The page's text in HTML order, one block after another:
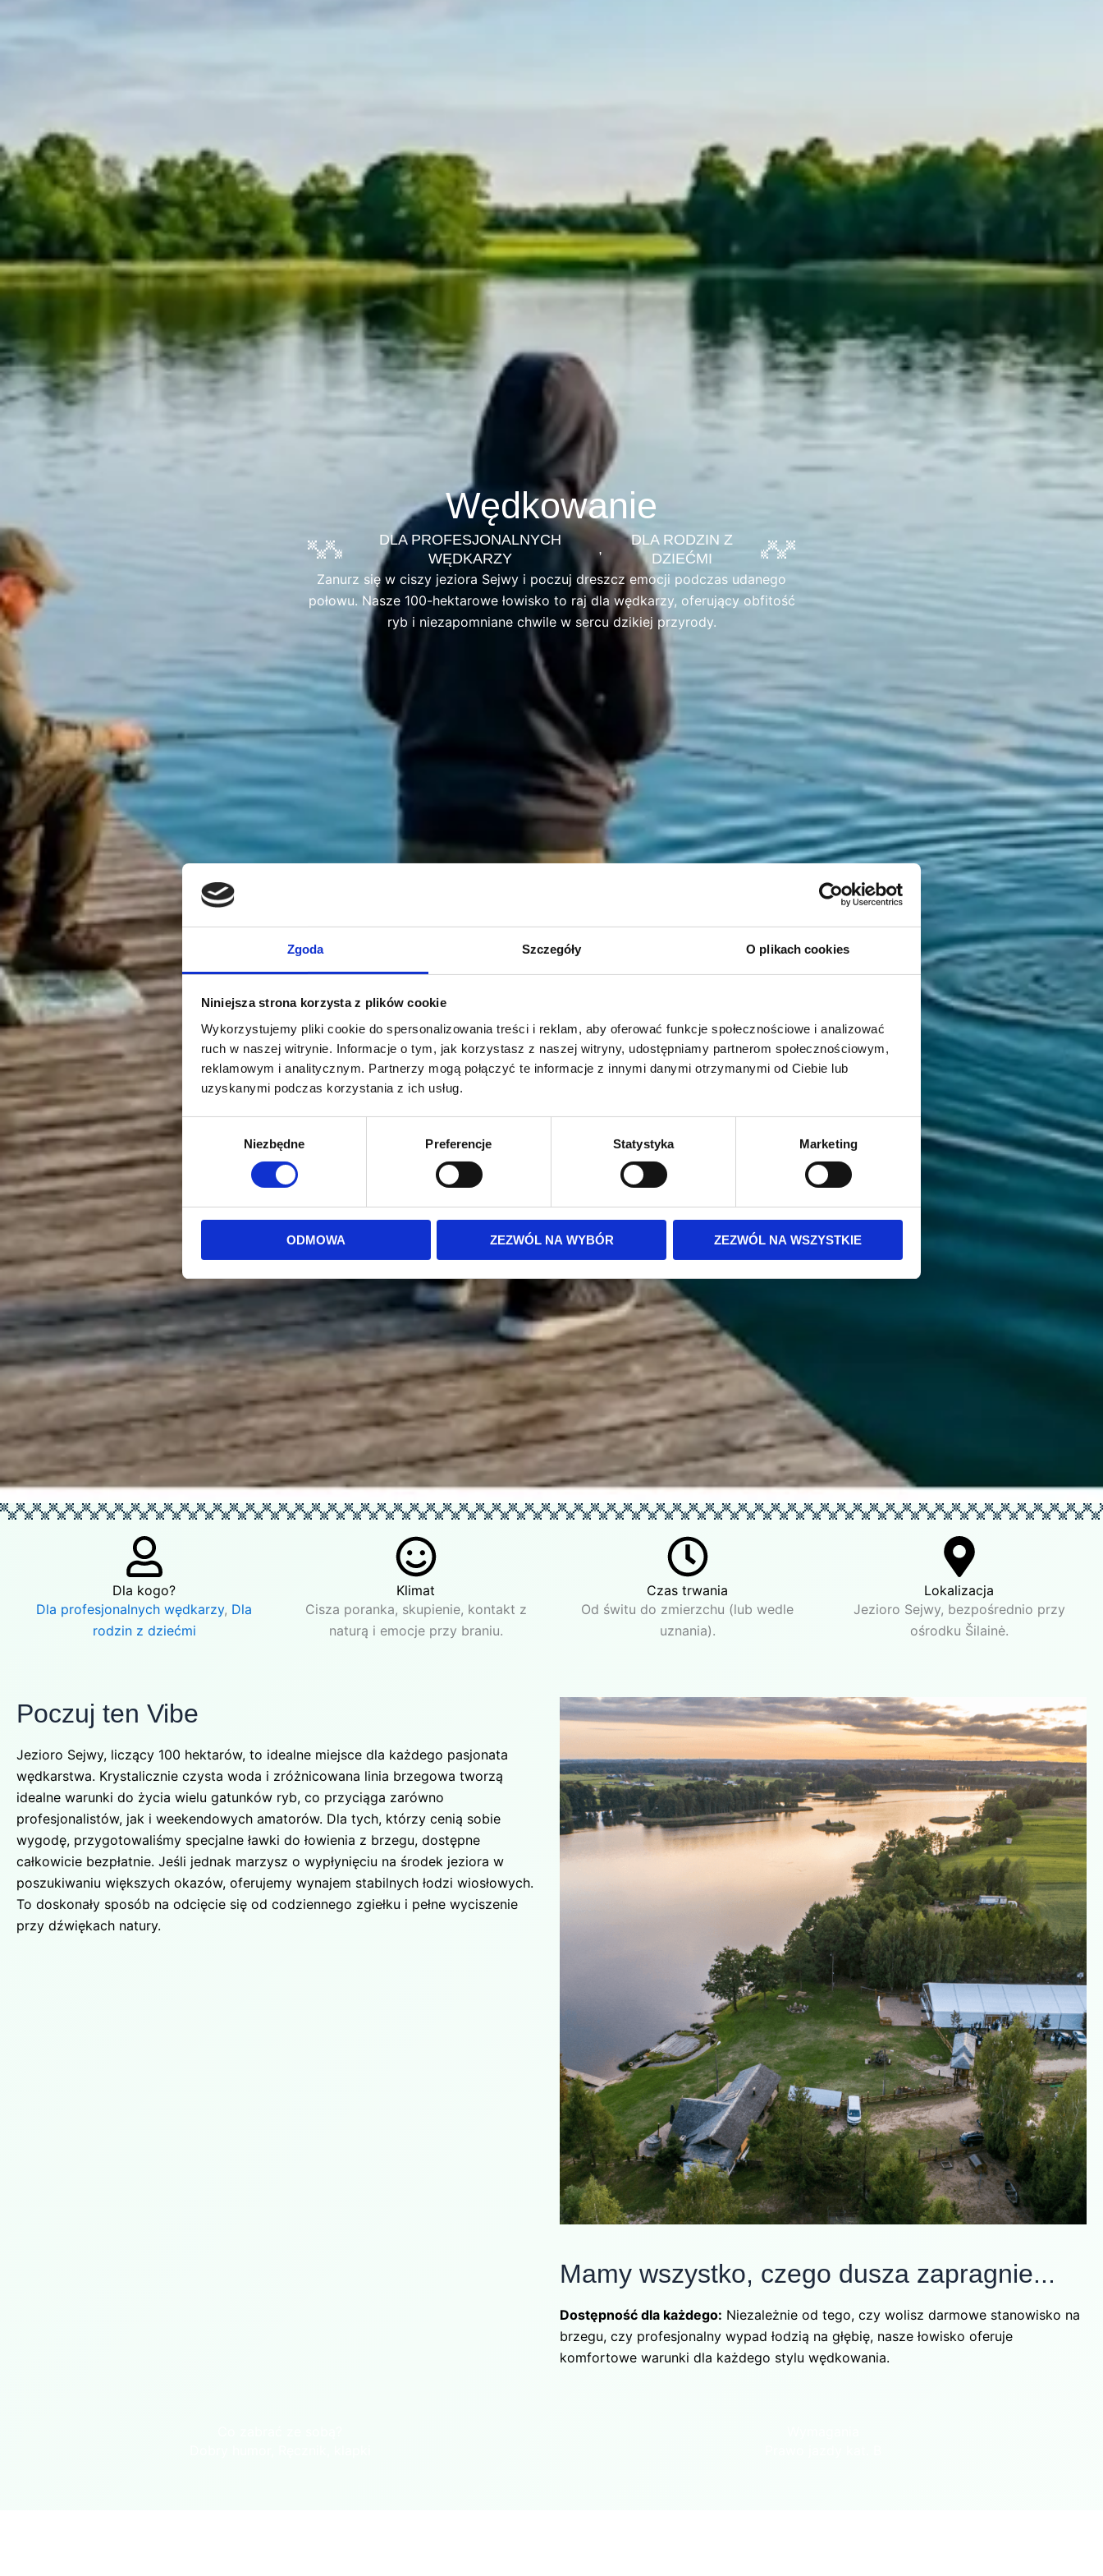
Zgoda Szczegóły O plikach cookies
Niniejsza strona korzysta z plików cookie
Wykorzystujemy pliki cookie do spersonalizowania treści i reklam, aby oferować funkcje społecznościowe i analizować
ruch w naszej witrynie. Informacje o tym, jak korzystasz z naszej witryny, udostępniamy partnerom społecznościowym,
reklamowym i analitycznym. Partnerzy mogą połączyć te informacje z innymi danymi otrzymanymi od Ciebie lub
uzyskanymi podczas korzystania z ich usług.
Wybór
zgody
Niezbędne Preferencje Statystyka Marketing
ODMOWA ZEZWÓL NA WYBÓR ZEZWÓL NA WSZYSTKIE
Wędkowanie
DLA PROFESJONALNYCH
WĘDKARZY
,
DLA RODZIN Z
DZIEĆMI
Zanurz się w ciszy jeziora Sejwy i poczuj dreszcz emocji podczas udanego
połowu. Nasze 100-hektarowe łowisko to raj dla wędkarzy, oferujący obfitość
ryb i niezapomniane chwile w sercu dzikiej przyrody.
Dla kogo?
Dla profesjonalnych wędkarzy, Dla
rodzin z dziećmi
Klimat
Cisza poranka, skupienie, kontakt z
naturą i emocje przy braniu.
Czas trwania
Od świtu do zmierzchu (lub wedle
uznania).
Lokalizacja
Jezioro Sejwy, bezpośrednio przy
ośrodku Šilainė.
Poczuj ten Vibe
Jezioro Sejwy, liczący 100 hektarów, to idealne miejsce dla każdego pasjonata
wędkarstwa. Krystalicznie czysta woda i zróżnicowana linia brzegowa tworzą
idealne warunki do życia wielu gatunków ryb, co przyciąga zarówno
profesjonalistów, jak i weekendowych amatorów. Dla tych, którzy cenią sobie
wygodę, przygotowaliśmy specjalne ławki do łowienia z brzegu, dostępne
całkowicie bezpłatnie. Jeśli jednak marzysz o wypłynięciu na środek jeziora w
poszukiwaniu większych okazów, oferujemy wynajem stabilnych łodzi wiosłowych.
To doskonały sposób na odcięcie się od codziennego zgiełku i pełne wyciszenie
przy dźwiękach natury.
Mamy wszystko, czego dusza zapragnie...
Dostępność dla każdego: Niezależnie od tego, czy wolisz darmowe stanowisko na
brzegu, czy profesjonalny wypad łodzią na głębię, nasze łowisko oferuje
komfortowe warunki dla każdego stylu wędkowania.